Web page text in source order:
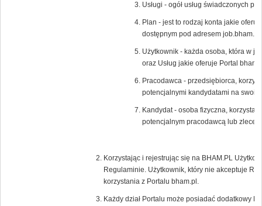
Usługi - ogół usług świadczonych
Plan - jest to rodzaj konta jakie
dostępnym pod adresem job.bham.pl.
Użytkownik - każda osoba, która w
oraz Usług jakie oferuje Portal
Pracodawca - przedsiębiorca,
potencjalnymi kandydatami na
Kandydat - osoba fizyczna,
potencjalnym pracodawcą lub
Korzystając i rejestrując się na BHAM.PL
Regulaminie. Użytkownik, który nie akceptuje
korzystania z Portalu bham.pl.
Każdy dział Portalu może posiadać dodatkowy